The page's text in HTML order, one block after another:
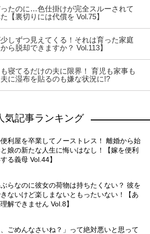
たのに…色仕掛けが完全スルーされて
【裏切りには代償を Vol.75】
しずつ見えてくる！それは育った家庭
ら脱却できますか？ Vol.113】
寝てるだけの夫に限界！ 育児も家事も
に湿布を貼るのも嫌な状況に!?
気記事ランキング
利屋を卒業してノーストレス！ 離婚から始
娘の新たな人生に悔いはなし！【嫁を便利
る義母 Vol.44】
らなのに彼女の荷物は持ちたくない？ 彼を
ないけど楽しまないともったいない！【あ
解できません Vol.8】
、ごめんなさいね？」って絶対悪いと思って